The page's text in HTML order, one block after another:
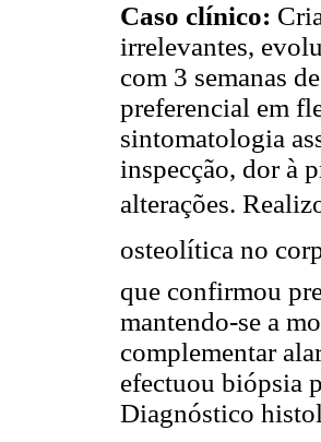
Caso clínico:
irrelevantes,
com 3 semanas
preferencial em
sintomatologia
inspecção, dor à
alterações.
osteolítica no
que confirmou
mantendo-se a
complementar
efectuou biópsia
Diagnóstico